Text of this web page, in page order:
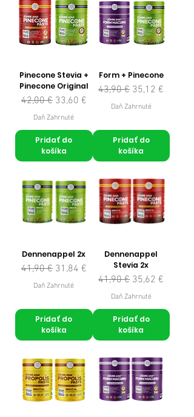
Pinecone Stevia +
Pinecone Original
Normálna cena
42,00 € Zľavnená cena
33,60 €
Daň Zahrnuté
Pridať do
košíka
Form + Pinecone
Normálna cena
43,90 € Zľavnená cena
35,12 €
Daň Zahrnuté
Pridať do
košíka
Dennenappel 2x
Normálna cena
41,90 € Zľavnená cena
31,84 €
Daň Zahrnuté
Pridať do
košíka
Dennenappel
Stevia 2x
Normálna cena
41,90 € Zľavnená cena
35,62 €
Daň Zahrnuté
Pridať do
košíka